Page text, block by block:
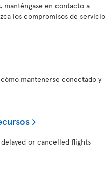
manténgase en contacto a
los compromisos de servicio
mantenerse conectado y
or cancelled flights